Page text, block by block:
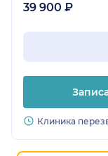
39 900 ₽
Клиника